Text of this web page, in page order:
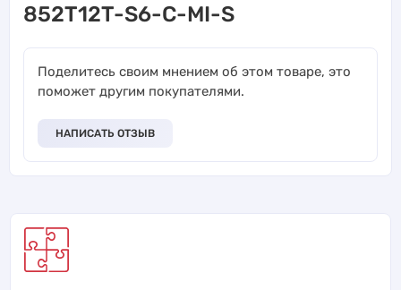
852T12T-S6-C-MI-S
Поделитесь своим мнением об этом товаре, это
поможет другим покупателями.
НАПИСАТЬ ОТЗЫВ